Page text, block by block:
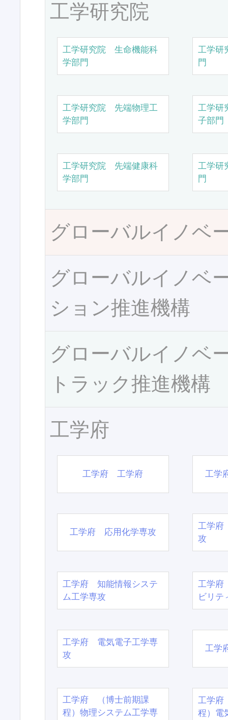
工学研究院
工学研究院 生命機能科
学部門
工学研
門
工学研究院 先端物理工
学部門
工学研
子部門
工学研究院 先端健康科
学部門
工学研
門
グローバルイノベ
グローバルイノベ
ション推進機構
グローバルイノベ
トラック推進機構
工学府
工学府 工学府 工学
工学府 応用化学専攻
工学府
攻
工学府 知能情報システ
ム工学専攻
工学府
ビリテ
工学府 電気電子工学専
攻
工学
工学府 （博士前期課
程）物理システム工学専
工学
程）電